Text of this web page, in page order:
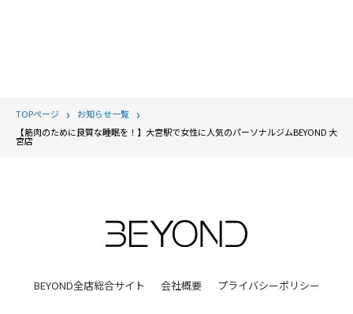
TOPページ
お知らせ一覧
【筋肉のために良質な睡眠を！】大宮駅で女性に人気のパーソナルジムBEYOND 大
宮店
BEYOND全店総合サイト 会社概要 プライバシーポリシー